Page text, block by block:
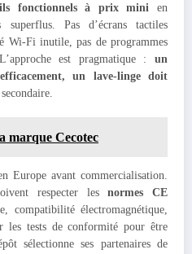
fonctionnels à prix mini en
Pas d’écrans tactiles
Wi-Fi inutile, pas de programmes
est pragmatique : un
un lave-linge doit
marque Cecotec
Europe avant commercialisation.
respecter lesnormes CE
compatibilité électromagnétique,
les tests de conformité pour être
sélectionne ses partenaires de